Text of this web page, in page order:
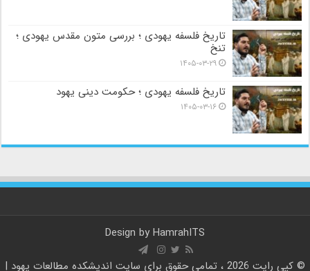
تاریخ فلسفه یهودی ؛ بررسی متون مقدس یهودی ؛
تنخ
۱۴۰۵-۰۳-۲۹
تاریخ فلسفه یهودی ؛ حکومت دینی یهود
۱۴۰۵-۰۳-۱۶
Design by HamrahITS
© کپی رایت 2026 ، تمامی حقوق برای سایت
اندیشکده مطالعات یهود |